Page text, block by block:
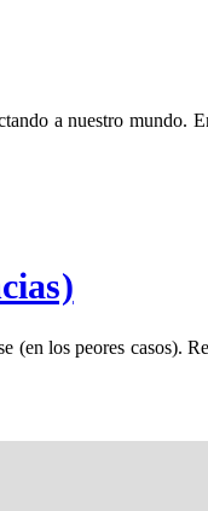
a nuestro mundo.
(en los peores casos).